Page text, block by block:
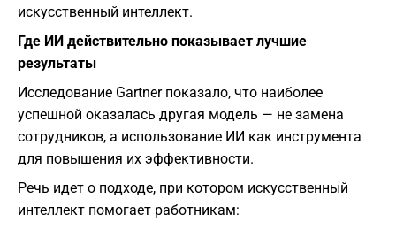
искусственный интеллект.
Где ИИ действительно показывает лучшие
результаты
Исследование Gartner показало, что наиболее
успешной оказалась другая модель — не замена
сотрудников, а использование ИИ как инструмента
для повышения их эффективности.
Речь идет о подходе, при котором искусственный
интеллект помогает работникам: